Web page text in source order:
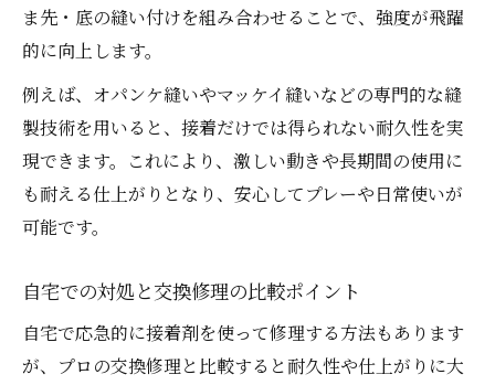
ま先・底の縫い付けを組み合わせることで、強度が飛躍
的に向上します。
例えば、オパンケ縫いやマッケイ縫いなどの専門的な縫
製技術を用いると、接着だけでは得られない耐久性を実
現できます。これにより、激しい動きや長期間の使用に
も耐える仕上がりとなり、安心してプレーや日常使いが
可能です。
自宅での対処と交換修理の比較ポイント
自宅で応急的に接着剤を使って修理する方法もあります
が、プロの交換修理と比較すると耐久性や仕上がりに大